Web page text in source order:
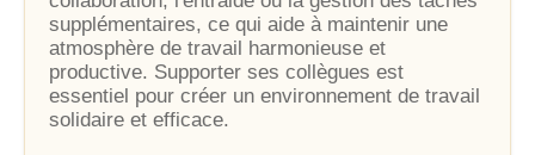
supplémentaires, ce qui aide à maintenir une
atmosphère de travail harmonieuse et
productive. Supporter ses collègues est
essentiel pour créer un environnement de travail
solidaire et efficace.